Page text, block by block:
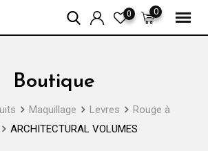
0
0
Boutique
Maquillage Levres
Rouge à
ARCHITECTURAL VOLUMES